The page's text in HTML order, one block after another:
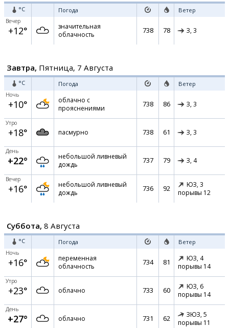
°C Погода Ветер
Вечер
+12°
значительная
облачность
738 78 З, 3
Завтра, Пятница, 7 Августа
°C Погода Ветер
Ночь
+10°
облачно с
прояснениями
738 86 З, 3
Утро
+18° пасмурно 738 61 З, 3
День
+22°
небольшой ливневый
дождь
737 79 З, 4
Вечер
+16°
небольшой ливневый
дождь
736 92 ЮЗ, 3
порывы 12
Суббота, 8 Августа
°C Погода Ветер
Ночь
+16°
переменная
облачность
734 81 ЮЗ, 4
порывы 14
Утро
+23° облачно 733 60 ЮЗ, 6
порывы 14
День
+27° облачно 731 62 ЗЮЗ, 5
порывы 11